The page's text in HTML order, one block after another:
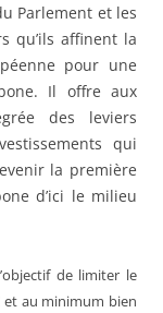
Parlement et les
qu’ils affinent la
pour une
Il offre aux
des leviers
qui
la première
d’ici le milieu
de limiter le
et au minimum bien